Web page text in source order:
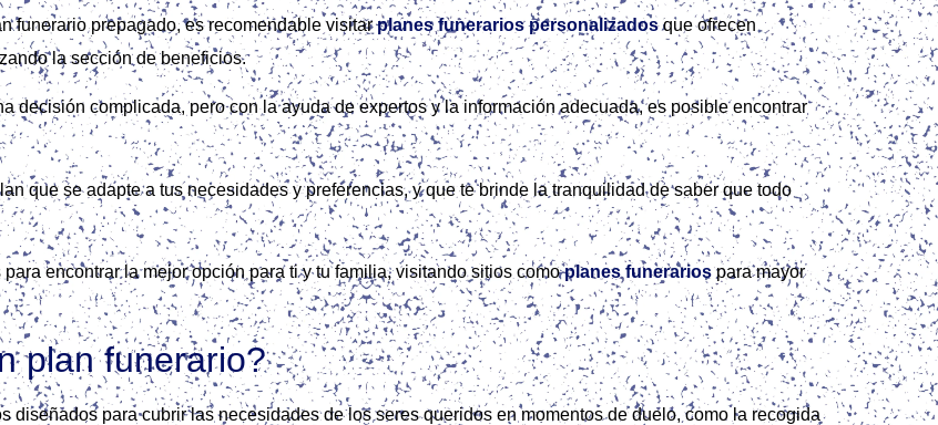
funerario prepagado, es recomendable visitarplanes funerarios personalizadosque ofrecen
la sección de beneficios.
decisión complicada, pero con la ayuda de expertos y la información adecuada, es posible encontrar
que se adapte a tus necesidades y preferencias, y que te brinde la tranquilidad de saber que todo
encontrar la mejor opción para ti y tu familia, visitando sitios comoplanes funerariospara mayor
plan funerario?
para cubrir las necesidades de los seres queridos en momentos de duelo, como la recogida